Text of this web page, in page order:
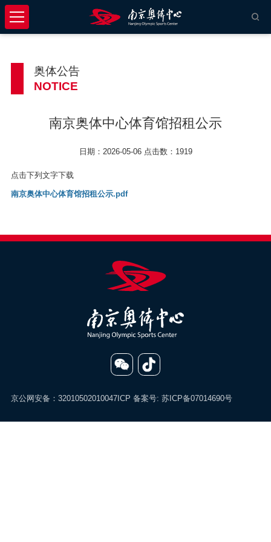
奥体公告
NOTICE
南京奥体中心体育馆招租公示
日期：2026-05-06 点击数：1919
点击下列文字下载
南京奥体中心体育馆招租公示.pdf
京公网安备：32010502010047ICP 备案号: 苏ICP备07014690号